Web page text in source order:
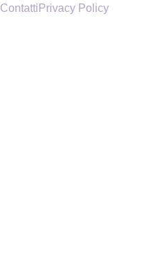
Contatti Privacy Policy